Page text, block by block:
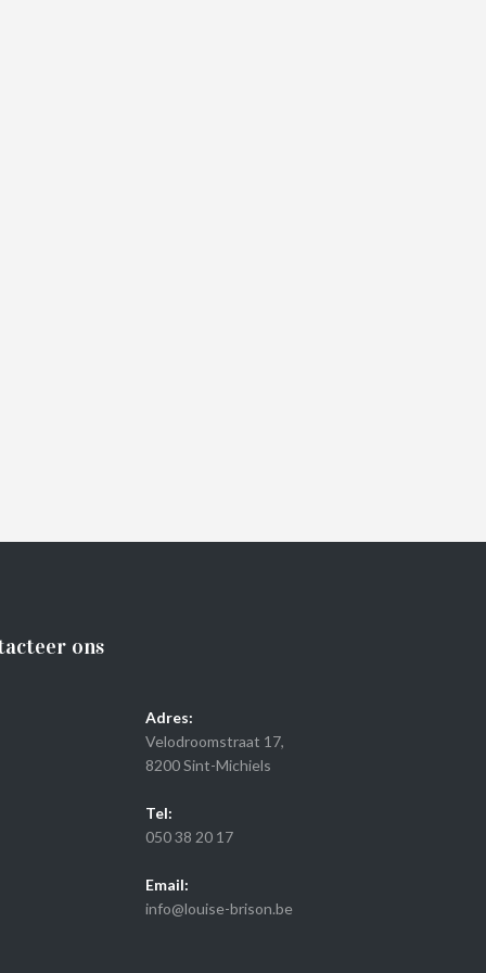
ons
Adres:
Velodroomstraat 17,
8200 Sint-Michiels
Tel:
050 38 20 17
Email:
info@louise-brison.be